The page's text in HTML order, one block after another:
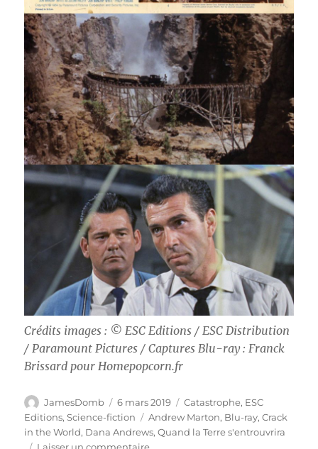
Crédits images : © ESC Editions / ESC Distribution
/ Paramount Pictures / Captures Blu-ray : Franck
Brissard pour Homepopcorn.fr
Auteur
JamesDomb
Publié
le
6 mars 2019 Catégories
Catastrophe, ESC
Editions,Science-fiction Étiquettes
Andrew Marton, Blu-ray,Crack
in the World, Dana Andrews,Quand la Terre s'entrouvrira
sur